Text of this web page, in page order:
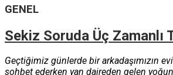
GENEL
Sekiz Soruda Üç Zamanlı
Geçtiğimiz günlerde bir arkadaşımızın
sohbet ederken yan daireden gelen